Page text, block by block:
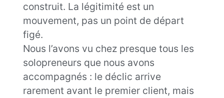
construit. La légitimité est un
mouvement, pas un point de départ
figé.
Nous l’avons vu chez presque tous les
solopreneurs que nous avons
accompagnés : le déclic arrive
rarement avant le premier client, mais